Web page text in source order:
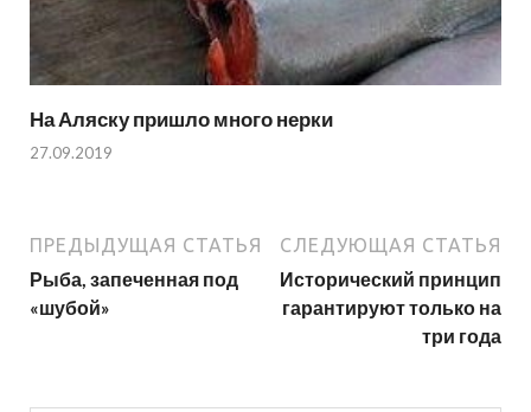
На Аляску пришло много нерки
27.09.2019
ПРЕДЫДУЩАЯ СТАТЬЯ
Рыба, запеченная под
«шубой»
СЛЕДУЮЩАЯ СТАТЬЯ
Исторический принцип
гарантируют только на
три года